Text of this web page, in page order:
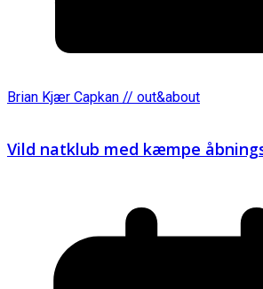
Brian Kjær Capkan // out&about
Vild natklub med kæmpe